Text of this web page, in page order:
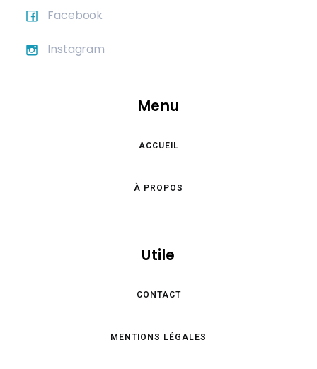
Facebook
Instagram
Menu
ACCUEIL
À PROPOS
Utile
CONTACT
MENTIONS LÉGALES